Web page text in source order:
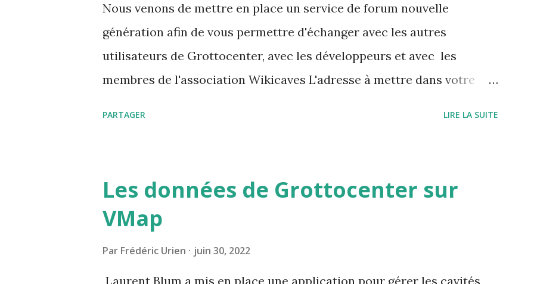
Nous venons de mettre en place un service de forum nouvelle
génération afin de vous permettre d'échanger avec les autres
utilisateurs de Grottocenter, avec les développeurs et avec les
membres de l'association Wikicaves L'adresse à mettre dans votre
PARTAGER LIRE LA SUITE
Les données de Grottocenter sur
VMap
Par Frédéric Urien juin 30, 2022
Laurent Blum a mis en place une application pour gérer les cavités